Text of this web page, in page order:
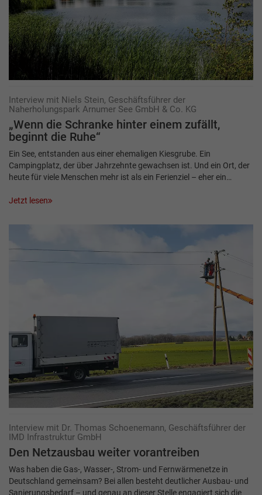
Interview mit Niels Stein, Geschäftsführer der
Naherholungspark Arnumer See GmbH & Co. KG
„Wenn die Schranke hinter einem zufällt,
beginnt die Ruhe“
Ein See, entstanden aus einer ehemaligen Kiesgrube. Ein
Campingplatz, der über Jahrzehnte gewachsen ist. Und ein Ort, der
heute für viele Menschen mehr ist als ein Ferienziel – eher ein…
Jetzt lesen
Interview mit Dr. Thomas Schoenemann, Geschäftsführer der
IMD Infrastruktur GmbH
Den Netzausbau weiter vorantreiben
Was haben die Gas-, Wasser-, Strom- und Fernwärmenetze in
Deutschland gemeinsam? Bei allen besteht deutlicher Ausbau- und
Sanierungsbedarf – und genau an dieser Stelle engagiert sich die